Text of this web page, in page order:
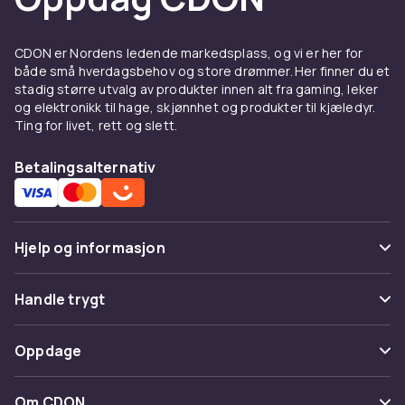
CDON er Nordens ledende markedsplass, og vi er her for
både små hverdagsbehov og store drømmer. Her finner du et
stadig større utvalg av produkter innen alt fra gaming, leker
og elektronikk til hage, skjønnhet og produkter til kjæledyr.
Ting for livet, rett og slett.
Betalingsalternativ
Hjelp og informasjon
Vanlige spørsmål
Spor pakke
Angre & returner her
Kontakt oss
Handle trygt
Betaling
Levering
Oppdage
Kategorier